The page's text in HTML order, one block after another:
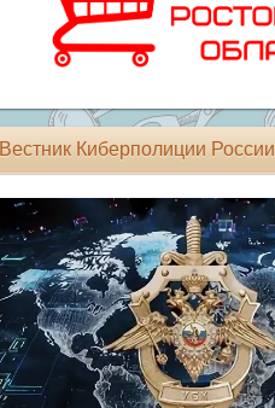
Вестник Киберполиции России